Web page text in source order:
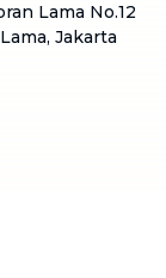
Lama No.12
Jakarta